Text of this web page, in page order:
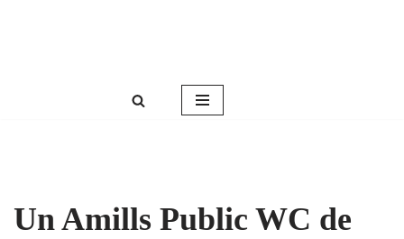
Un Amills Public WC de